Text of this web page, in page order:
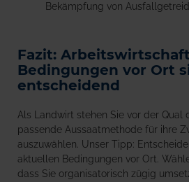
Bekämpfung von
Fazit:
Bedingungen vor Ort
entscheidend
Als Landwirt stehen Sie vor der Qual
passende Aussaatmethode für ihre
auszuwählen. Unser Tipp:
aktuellen Bedingungen vor Ort.
dass Sie organisatorisch zügig